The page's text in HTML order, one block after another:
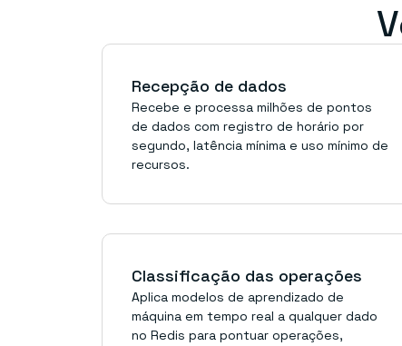
Recepção de dados
Recebe e processa milhões de pontos
de dados com registro de horário por
segundo, latência mínima e uso mínimo de
recursos.
Classificação das operações
Aplica modelos de aprendizado de
máquina em tempo real a qualquer dado
no Redis para pontuar operações,